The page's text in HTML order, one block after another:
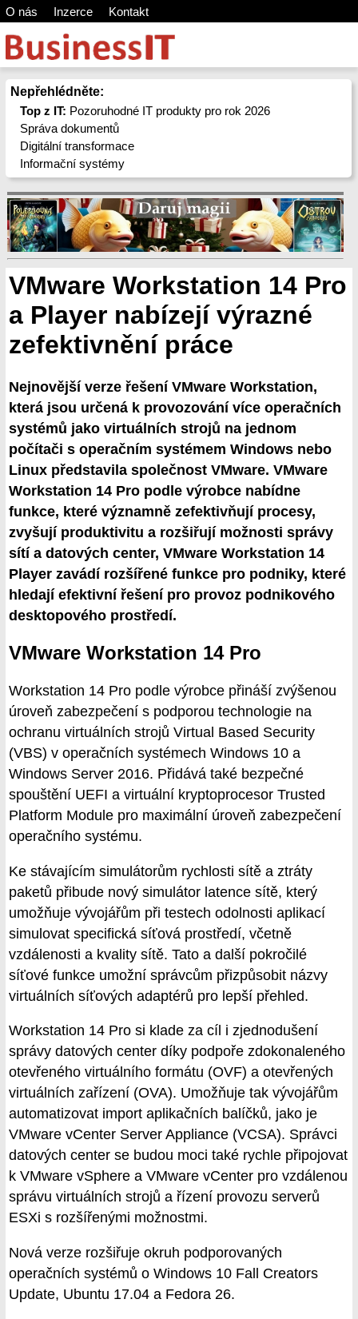
O nás Inzerce Kontakt
Nepřehlédněte:
Top z IT: Pozoruhodné IT produkty pro rok 2026
Správa dokumentů
Digitální transformace
Informační systémy
VMware Workstation 14 Pro
a Player nabízejí výrazné
zefektivnění práce
Nejnovější verze řešení VMware Workstation,
která jsou určená k provozování více operačních
systémů jako virtuálních strojů na jednom
počítači s operačním systémem Windows nebo
Linux představila společnost VMware. VMware
Workstation 14 Pro podle výrobce nabídne
funkce, které významně zefektivňují procesy,
zvyšují produktivitu a rozšiřují možnosti správy
sítí a datových center, VMware Workstation 14
Player zavádí rozšířené funkce pro podniky, které
hledají efektivní řešení pro provoz podnikového
desktopového prostředí.
VMware Workstation 14 Pro
Workstation 14 Pro podle výrobce přináší zvýšenou
úroveň zabezpečení s podporou technologie na
ochranu virtuálních strojů Virtual Based Security
(VBS) v operačních systémech Windows 10 a
Windows Server 2016. Přidává také bezpečné
spouštění UEFI a virtuální kryptoprocesor Trusted
Platform Module pro maximální úroveň zabezpečení
operačního systému.
Ke stávajícím simulátorům rychlosti sítě a ztráty
paketů přibude nový simulátor latence sítě, který
umožňuje vývojářům při testech odolnosti aplikací
simulovat specifická síťová prostředí, včetně
vzdálenosti a kvality sítě. Tato a další pokročilé
síťové funkce umožní správcům přizpůsobit názvy
virtuálních síťových adaptérů pro lepší přehled.
Workstation 14 Pro si klade za cíl i zjednodušení
správy datových center díky podpoře zdokonaleného
otevřeného virtuálního formátu (OVF) a otevřených
virtuálních zařízení (OVA). Umožňuje tak vývojářům
automatizovat import aplikačních balíčků, jako je
VMware vCenter Server Appliance (VCSA). Správci
datových center se budou moci také rychle připojovat
k VMware vSphere a VMware vCenter pro vzdálenou
správu virtuálních strojů a řízení provozu serverů
ESXi s rozšířenými možnostmi.
Nová verze rozšiřuje okruh podporovaných
operačních systémů o Windows 10 Fall Creators
Update, Ubuntu 17.04 a Fedora 26.